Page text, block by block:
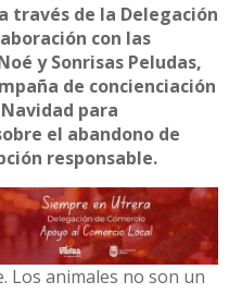
través de la Delegación
con las
y Sonrisas Peludas,
de concienciación
para
el abandono de
responsable.
Los animales no son un